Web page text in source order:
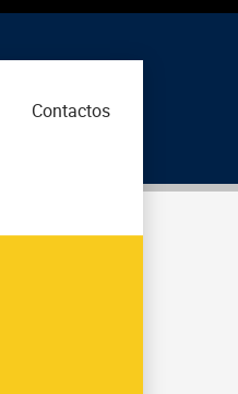
Contactos